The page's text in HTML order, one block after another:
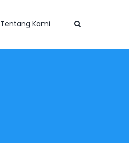
Tentang Kami